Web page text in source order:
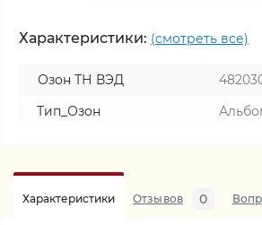
Характеристики: (смотреть все)
Озон ТН ВЭД
Тип_Озон
Характеристики Отзывов 0